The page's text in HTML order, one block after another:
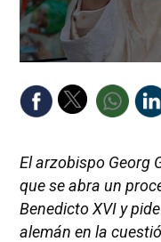
El arzobispo Georg
que se abra un
Benedicto XVI y
alemán en la